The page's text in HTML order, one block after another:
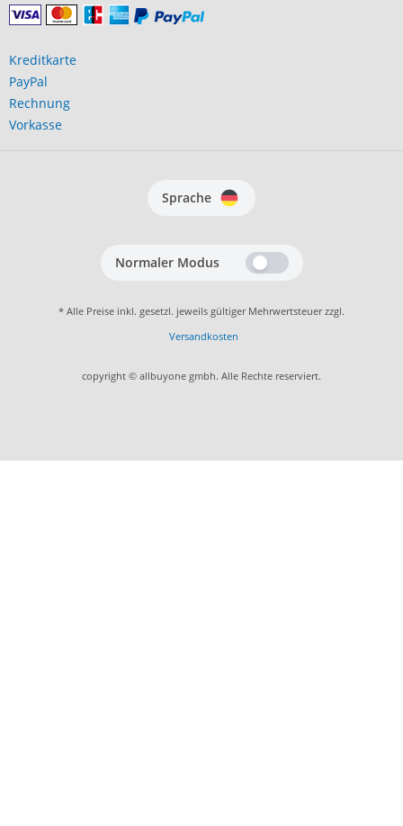
Kreditkarte
PayPal
Rechnung
Vorkasse
Sprache
Normaler Modus
* Alle Preise inkl. gesetzl. jeweils gültiger Mehrwertsteuer zzgl.
Versandkosten
copyright © allbuyone gmbh. Alle Rechte reserviert.